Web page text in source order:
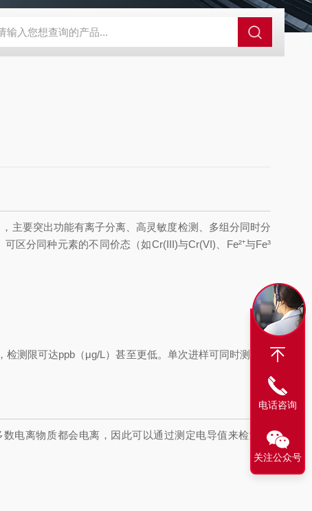
LX-60LX-60淋洗液发生器 EPFIA-120全自动流动注射分析仪
主要突出功能有离子分离 、高灵敏度检测
多组分同时分
区分同种元素的不同价态（如Cr(III)与Cr(VI)、Fe²⁺与Fe³
检测限可达ppb（μg/L）甚至更低。单次进样可同时测定多
电离物质都会电离，因此可 以通过测定电导值来检测被
电话咨询
关注公众号